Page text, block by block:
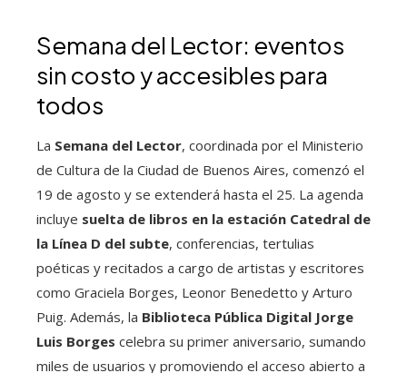
Semana del Lector: eventos
sin costo y accesibles para
todos
La Semana del Lector, coordinada por el Ministerio
de Cultura de la Ciudad de Buenos Aires, comenzó el
19 de agosto y se extenderá hasta el 25. La agenda
incluye suelta de libros en la estación Catedral de
la Línea D del subte, conferencias, tertulias
poéticas y recitados a cargo de artistas y escritores
como Graciela Borges, Leonor Benedetto y Arturo
Puig. Además, la Biblioteca Pública Digital Jorge
Luis Borges celebra su primer aniversario, sumando
miles de usuarios y promoviendo el acceso abierto a